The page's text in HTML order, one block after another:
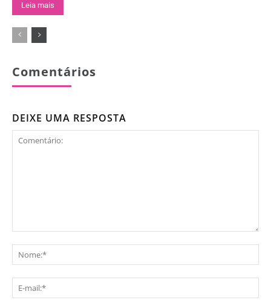
Leia mais
Comentários
DEIXE UMA RESPOSTA